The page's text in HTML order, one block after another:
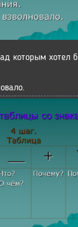
которым хотел